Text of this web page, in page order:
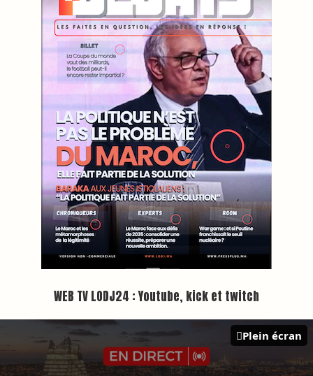
Plein écran
Inscription à la newsletter
Plus d'informations sur cette page :
PRESS +